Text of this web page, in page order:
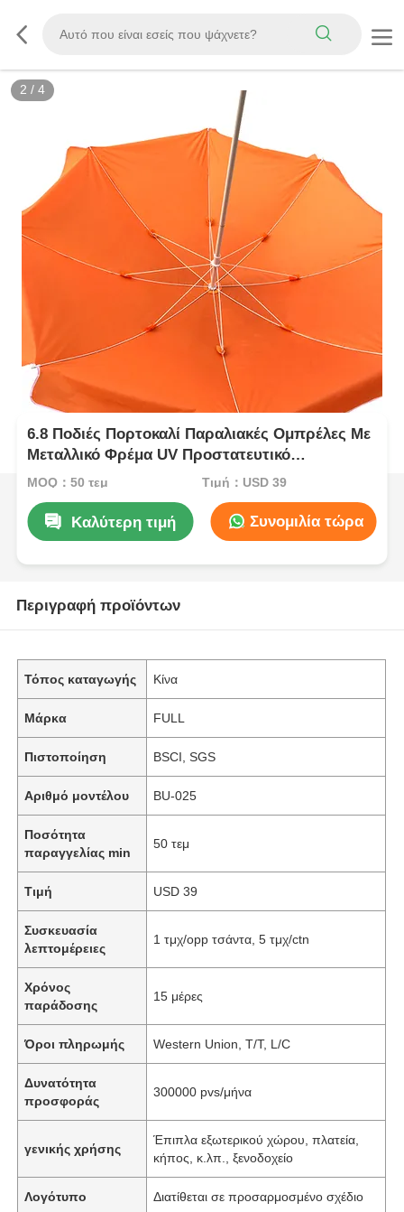
2 / 4
6.8 Ποδιές Πορτοκαλί Παραλιακές Ομπρέλες Με
Μεταλλικό Φρέμα UV Προστατευτικό
Πολυέστερο
MOQ：50 τεμ Τιμή：USD 39
Καλύτερη τιμή Συνομιλία τώρα
Περιγραφή προϊόντων
Τόπος καταγωγής Κίνα
Μάρκα FULL
Πιστοποίηση BSCI, SGS
Αριθμό μοντέλου BU-025
Ποσότητα
παραγγελίας min
50 τεμ
Τιμή USD 39
Συσκευασία
λεπτομέρειες
1 τμχ/opp τσάντα, 5 τμχ/ctn
Χρόνος
παράδοσης
15 μέρες
Όροι πληρωμής Western Union, T/T, L/C
Δυνατότητα
προσφοράς
300000 pvs/μήνα
γενικής χρήσης
Έπιπλα εξωτερικού χώρου, πλατεία,
κήπος, κ.λπ., ξενοδοχείο
Λογότυπο Διατίθεται σε προσαρμοσμένο σχέδιο